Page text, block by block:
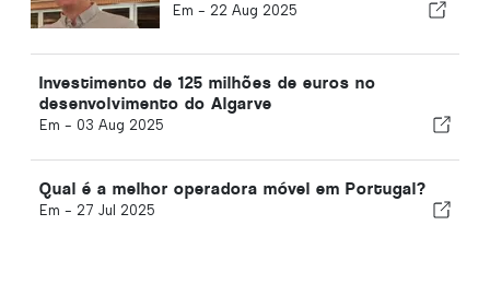
Em - 22 Aug 2025
Investimento de 125 milhões de euros no
desenvolvimento do Algarve
Em - 03 Aug 2025
Qual é a melhor operadora móvel em Portugal?
Em - 27 Jul 2025